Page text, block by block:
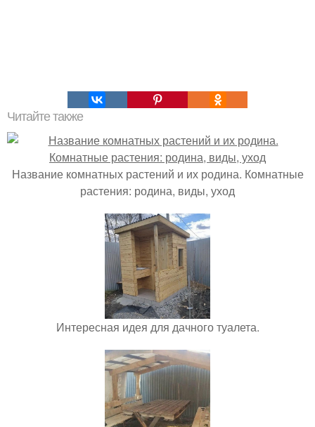
Читайте также
Название комнатных растений и их родина. Комнатные
растения: родина, виды, уход
Интересная идея для дачного туалета.